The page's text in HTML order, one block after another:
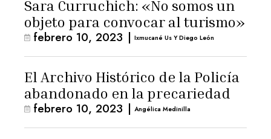
Sara Curruchich: «No somos un
objeto para convocar al turismo»
febrero 10, 2023 | Ixmucané Us Y Diego León
El Archivo Histórico de la Policía
abandonado en la precariedad
febrero 10, 2023 | Angélica Medinilla